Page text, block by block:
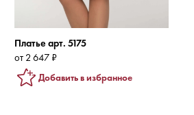
Платье арт. 5175
от 2 647 ₽
Добавить в избранное